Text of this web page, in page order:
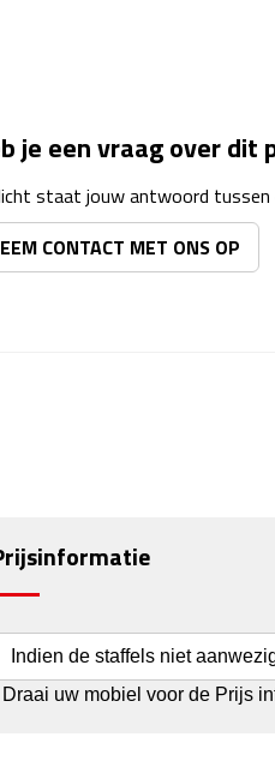
je een vraag over dit
staat jouw antwoord
CONTACT MET ONS OP
Indien de staffels niet
Draai uw mobiel voor de Prijs